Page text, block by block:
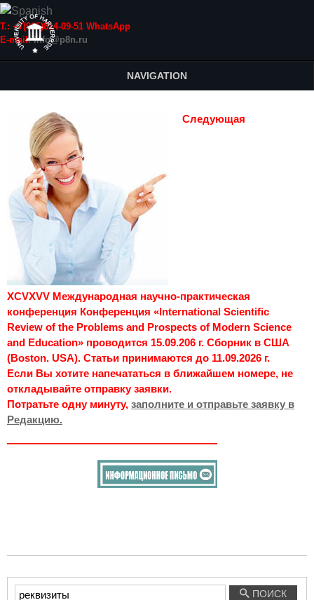
Т.: +7(915)814-09-51 WhatsApp
E-mail:info@p8n.ru
NAVIGATION
Следующая
XCVXVV Международная научно-практическая
конференция Конференция «International Scientific
Review of the Problems and Prospects of Modern Science
and Education» проводится 15.09.206 г. Сборник в США
(Boston. USA). Статьи принимаются до 11.09.2026 г.
Если Вы хотите напечататься в ближайшем номере, не
откладывайте отправку заявки.
Потратьте одну минуту, заполните и отправьте заявку в
Редакцию.
Введите
ПОИСК